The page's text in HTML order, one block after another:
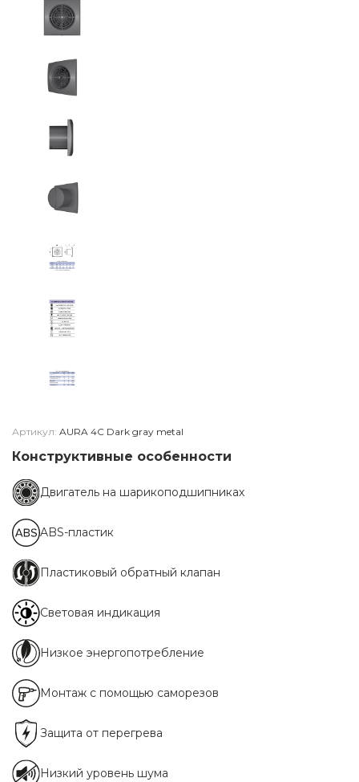
Артикул: AURA 4C Dark gray metal
Конструктивные особенности
Двигатель на шарикоподшипниках
ABS-пластик
Пластиковый обратный клапан
Световая индикация
Низкое энергопотребление
Монтаж с помощью саморезов
Защита от перегрева
Низкий уровень шума